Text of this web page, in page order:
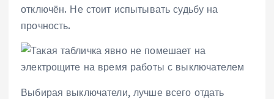
отключён. Не стоит испытывать судьбу на
прочность.
Выбирая выключатели, лучше всего отдать